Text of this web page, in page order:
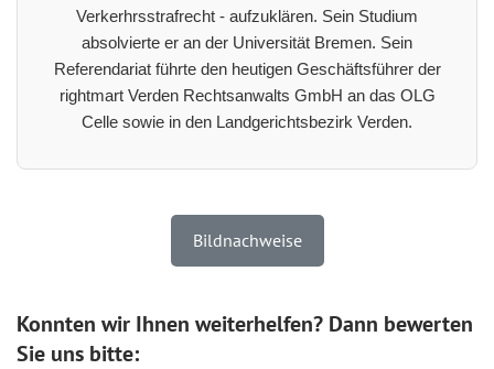
Verkerhrsstrafrecht - aufzuklären. Sein Studium
absolvierte er an der Universität Bremen. Sein
Referendariat führte den heutigen Geschäftsführer der
rightmart Verden Rechtsanwalts GmbH an das OLG
Celle sowie in den Landgerichtsbezirk Verden.
Bildnachweise
Konnten wir Ihnen weiterhelfen? Dann bewerten
Sie uns bitte: